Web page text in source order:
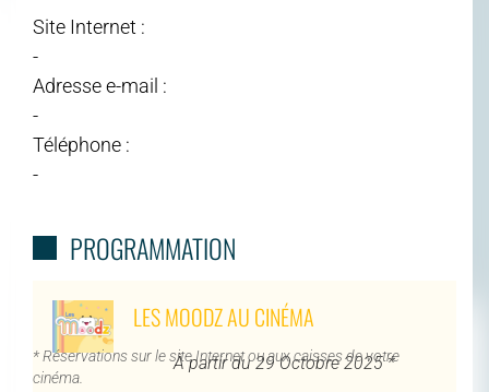
Site Internet :
-
Adresse e-mail :
-
Téléphone :
-
PROGRAMMATION
LES MOODZ AU CINÉMA
À partir du 29 Octobre 2025 *
* Réservations sur le site Internet ou aux caisses de votre
cinéma.